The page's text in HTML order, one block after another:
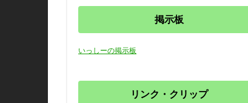
掲示板
いっしーの掲示板
リンク・クリップ